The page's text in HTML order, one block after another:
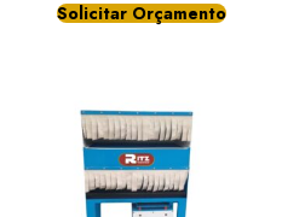
Solicitar Orçamento